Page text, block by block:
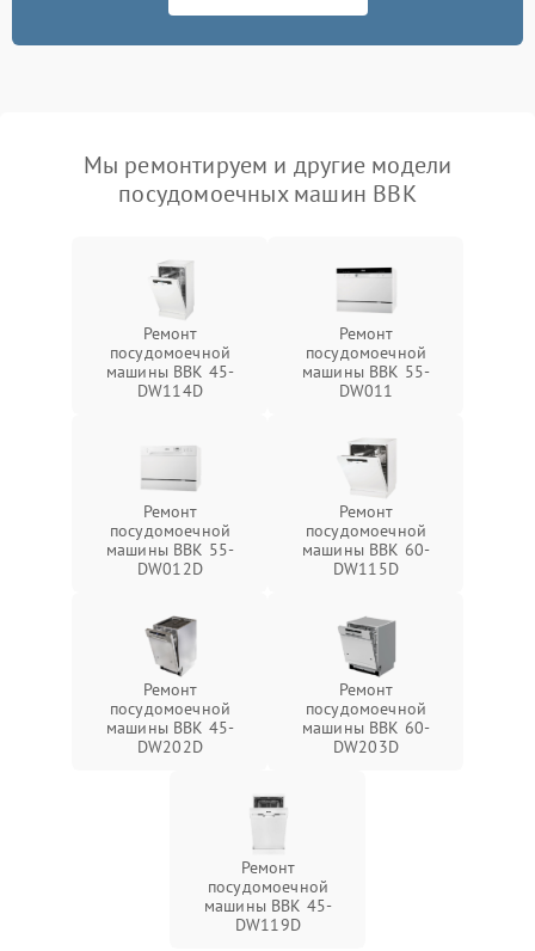
Мы ремонтируем и другие модели
посудомоечных машин BBK
Ремонт
посудомоечной
машины BBK 45-
DW114D
Ремонт
посудомоечной
машины BBK 55-
DW011
Ремонт
посудомоечной
машины BBK 55-
DW012D
Ремонт
посудомоечной
машины BBK 60-
DW115D
Ремонт
посудомоечной
машины BBK 45-
DW202D
Ремонт
посудомоечной
машины BBK 60-
DW203D
Ремонт
посудомоечной
машины BBK 45-
DW119D